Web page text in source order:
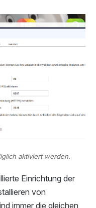
aktiviert werden.
Einrichtung der
von
immer die gleichen